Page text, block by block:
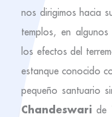
nos dirigimos hacia
templos, en
los efectos del
estanque conocido
pequeño santuario
Chandeswari de